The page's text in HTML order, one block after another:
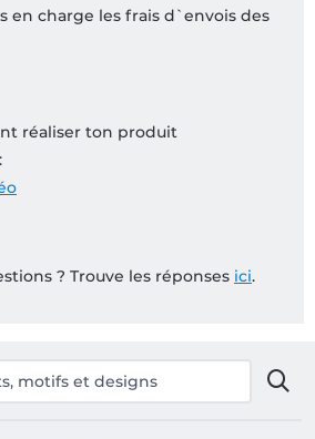
en charge les frais d`envois des
réaliser ton produit
? Trouve les réponses ici.